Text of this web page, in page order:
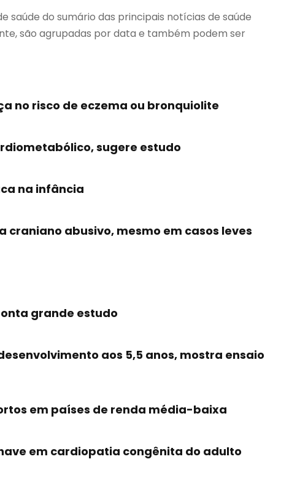
saúde do sumário das principais notícias de saúde
são agrupadas por data e também podem ser
no risco de eczema ou bronquiolite
sugere estudo
na infância
abusivo, mesmo em casos leves
grande estudo
aos 5,5 anos, mostra ensaio
em países de renda média-baixa
em cardiopatia congênita do adulto